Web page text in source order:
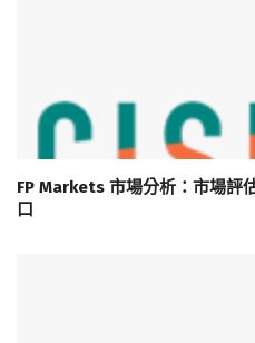
FP Markets 市場分析：市場評
口